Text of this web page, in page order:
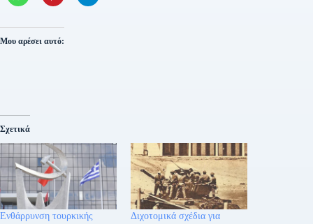
Μου αρέσει αυτό:
Σχετικά
Ενθάρρυνση τουρκικής
Διχοτομικά σχέδια για